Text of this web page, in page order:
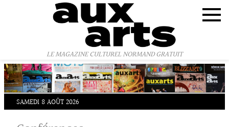
LE MAGAZINE CULTUREL NORMAND GRATUIT
SAMEDI 8 AOÛT 2026
Panneau de gestion des cookies